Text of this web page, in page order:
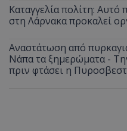
Καταγγελία πολίτη: Αυτό
στη Λάρνακα προκαλεί
Αναστάτωση από
Νάπα τα ξημερώματα -
πριν φτάσει η